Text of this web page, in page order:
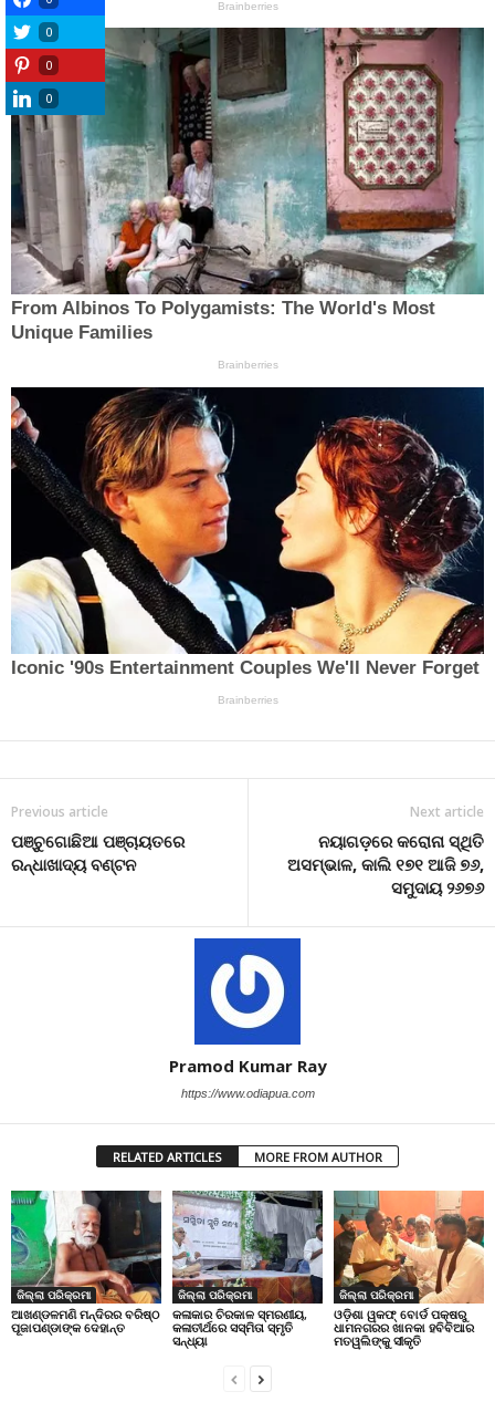
Previous article
ପଞ୍ଚୁଗୋଛିଆ ପଞ୍ଚାୟତରେ
ରନ୍ଧାଖାଦ୍ୟ ବଣ୍ଟନ
Next article
ନୟାଗଡ଼ରେ କରୋନା ସ୍ଥିତି
ଅସମ୍ଭାଳ, କାଲି ୧୭୧ ଆଜି ୭୬,
ସମୁଦାୟ ୨୬୭୬
Pramod Kumar Ray
https://www.odiapua.com
RELATED ARTICLES MORE FROM AUTHOR
ଜିଲ୍ଲା ପରିକ୍ରମା
ଆଖଣ୍ଡଳମଣି ମନ୍ଦିରର ବରିଷ୍ଠ
ପୂଜାପଣ୍ଡାଙ୍କ ଦେହାନ୍ତ
ଜିଲ୍ଲା ପରିକ୍ରମା
କଳାକାର ଚିରକାଳ ସ୍ମରଣୀୟ,
କଳାତୀର୍ଥରେ ସସ୍ମିତା ସ୍ମୃତି
ସନ୍ଧ୍ୟା
ଜିଲ୍ଲା ପରିକ୍ରମା
ଓଡ଼ିଶା ୱକଫ୍ ବୋର୍ଡ ପକ୍ଷରୁ
ଧାମନଗରର ଖାନକା ହବିବିଆର
ମତୱଲିଙ୍କୁ ସୀକୃତି
0
0
0